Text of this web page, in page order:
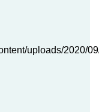
uploads/2020/